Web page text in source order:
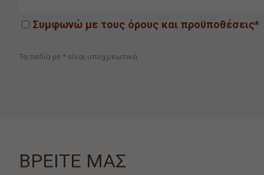
Συμφωνώ με τους όρους και προϋποθέσεις*
Τα πεδία με * είναι υποχρεωτικά
ΒΡΕΙΤΕ ΜΑΣ